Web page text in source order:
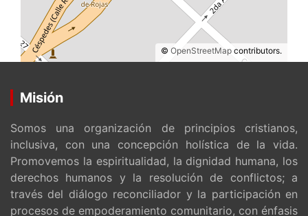
© OpenStreetMap contributors.
Misión
Somos una organización de principios cristianos,
inclusiva, con una concepción holística de la vida.
Promovemos la espiritualidad, la dignidad humana, los
derechos humanos y la resolución de conflictos; a
través del diálogo reconciliador y la participación en
procesos de empoderamiento comunitario, con énfasis